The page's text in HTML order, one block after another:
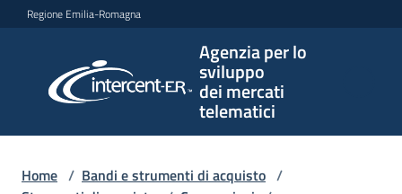
Vai al contenuto
Vai alla navigazione
Vai al footer
Regione Emilia-Romagna
Agenzia per lo
sviluppo
dei mercati
telematici
per lo
sviluppo
telematici
Home / Bandi e strumenti di acquisto /